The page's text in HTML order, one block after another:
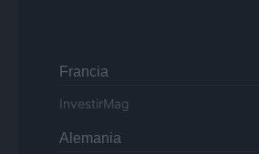
Francia
InvestirMag
Alemania